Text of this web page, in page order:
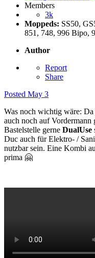
Members
3k
Moppeds: SS50,
851, 748, 996 Bipo,
Author
Report
Share
Posted May 3
Was noch wichtig wäre: Da
auch noch auf Vordermann
Bastelstelle gerne DualUse
Duc auch für Elektro- /
nutzbar sein. Eine Kombi
prima 🤗